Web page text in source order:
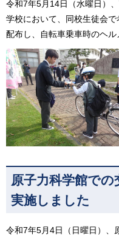
令和7年5月14日（水曜日）
学校において、同校生徒会
配布し、自転車乗車時のヘル
原子力科学館で
実施しました
令和7年5月4日（日曜日）、